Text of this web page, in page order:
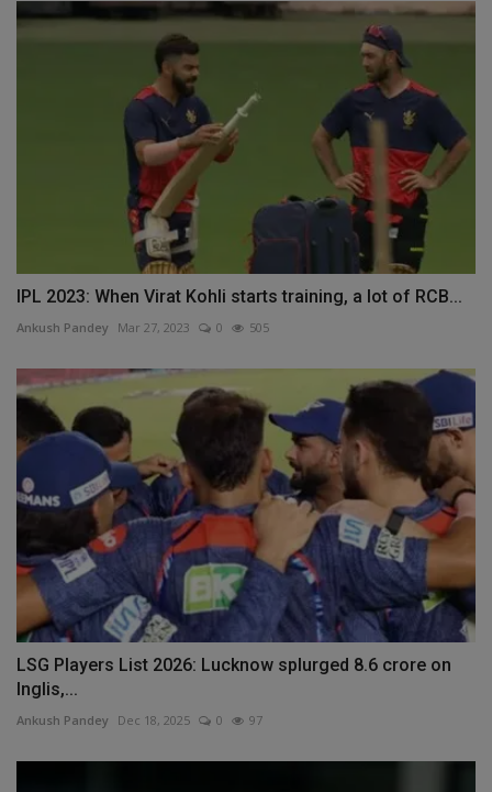
IPL 2023: When Virat Kohli starts training, a lot of RCB...
Ankush Pandey Mar 27, 2023 0 505
LSG Players List 2026: Lucknow splurged 8.6 crore on
Inglis,...
Ankush Pandey Dec 18, 2025 0 97